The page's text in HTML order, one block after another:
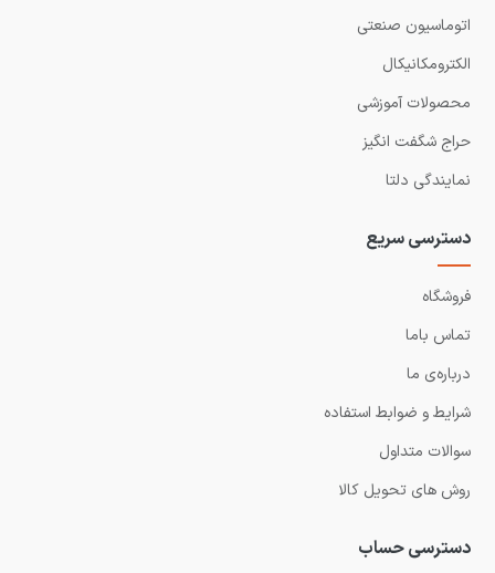
اتوماسیون صنعتی
الکترومکانیکال
محصولات آموزشی
حراج شگفت انگیز
نمایندگی دلتا
دسترسی سریع
فروشگاه
تماس باما
درباره‌ی ما
شرایط و ضوابط استفاده
سوالات متداول
روش های تحویل کالا
دسترسی حساب